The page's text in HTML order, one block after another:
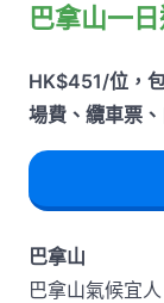
巴拿山一
HK$451/位，
場費、纜車票
巴拿山
巴拿山氣候宜